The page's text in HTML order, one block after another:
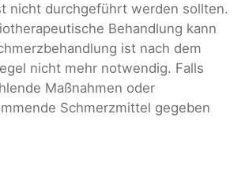
nicht durchgeführt werden sollten.
Behandlung kann
ist nach dem
nicht mehr notwendig. Falls
Maßnahmen oder
Schmerzmittel gegeben